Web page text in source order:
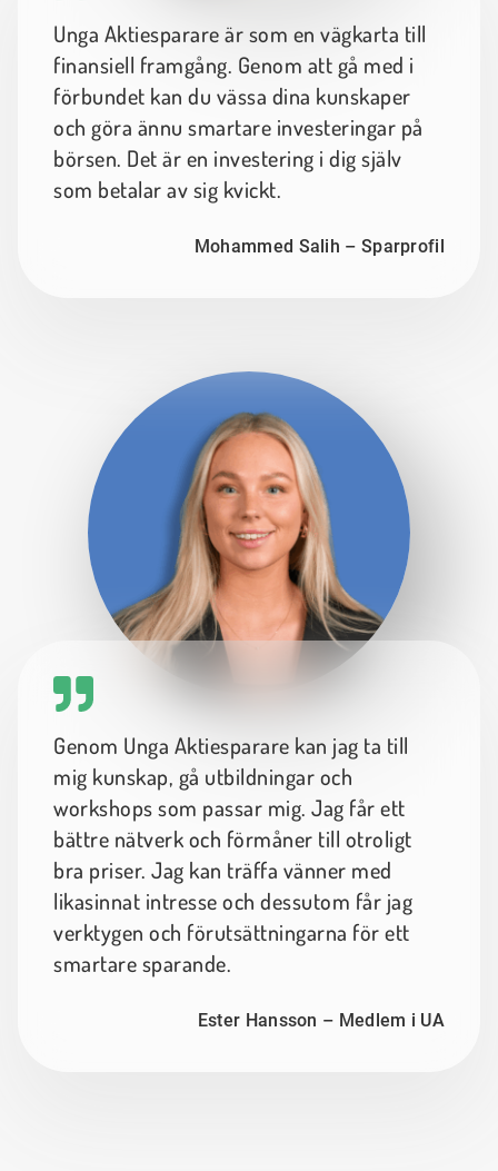
Unga Aktiesparare är som en vägkarta till
finansiell framgång. Genom att gå med i
förbundet kan du vässa dina kunskaper
och göra ännu smartare investeringar på
börsen. Det är en investering i dig själv
som betalar av sig kvickt.
Mohammed Salih – Sparprofil
Genom Unga Aktiesparare kan jag ta till
mig kunskap, gå utbildningar och
workshops som passar mig. Jag får ett
bättre nätverk och förmåner till otroligt
bra priser. Jag kan träffa vänner med
likasinnat intresse och dessutom får jag
verktygen och förutsättningarna för ett
smartare sparande.
Ester Hansson – Medlem i UA